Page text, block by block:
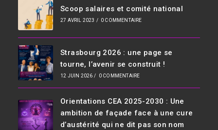
Scoop salaires et comité national
27 AVRIL 2023 / 0 COMMENTAIRE
Strasbourg 2026 : une page se
tourne, l’avenir se construit !
12 JUIN 2026 / 0 COMMENTAIRE
Orientations CEA 2025-2030 : Une
ambition de façade face à une cure
d’austérité qui ne dit pas son nom